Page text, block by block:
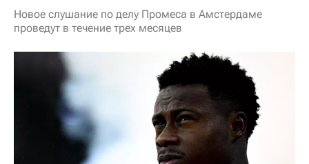
Новое слушание по делу Промеса в Амстердаме
проведут в течение трех месяцев